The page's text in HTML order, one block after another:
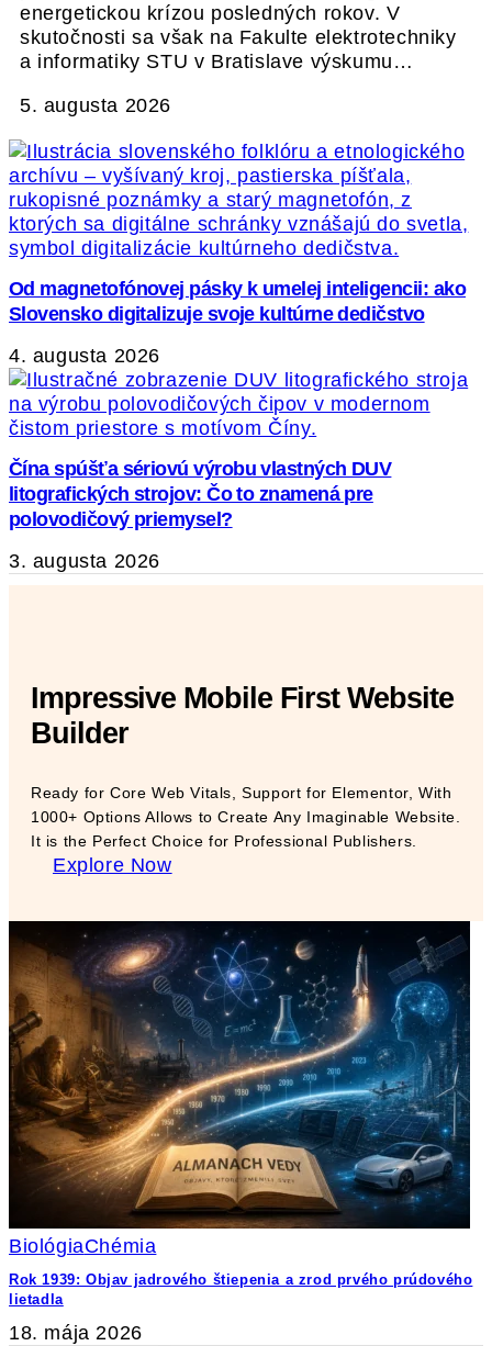
energetickou krízou posledných rokov. V
skutočnosti sa však na Fakulte elektrotechniky
a informatiky STU v Bratislave výskumu…
5. augusta 2026
Od magnetofónovej pásky k umelej inteligencii: ako
Slovensko digitalizuje svoje kultúrne dedičstvo
4. augusta 2026
Čína spúšťa sériovú výrobu vlastných DUV
litografických strojov: Čo to znamená pre
polovodičový priemysel?
3. augusta 2026
Impressive Mobile First Website
Builder
Ready for Core Web Vitals, Support for Elementor, With
1000+ Options Allows to Create Any Imaginable Website.
It is the Perfect Choice for Professional Publishers.
Explore Now
BiológiaChémia
Rok 1939: Objav jadrového štiepenia a zrod prvého prúdového
lietadla
18. mája 2026